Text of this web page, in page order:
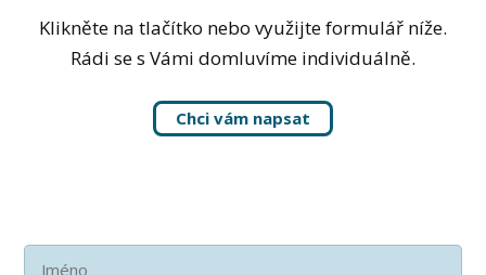
Klikněte na tlačítko nebo využijte formulář níže.
Rádi se s Vámi domluvíme individuálně.
Chci vám napsat